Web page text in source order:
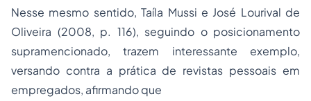
Nesse mesmo sentido, Taíla Mussi e José Lourival de
Oliveira (2008, p. 116), seguindo o posicionamento
supramencionado, trazem interessante exemplo,
versando contra a prática de revistas pessoais em
empregados, afirmando que